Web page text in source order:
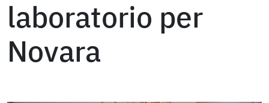
laboratorio per
Novara